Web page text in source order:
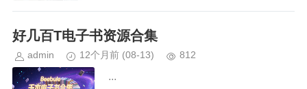
好几百T电子书资源合集
admin 12个月前 (08-13) 812
...